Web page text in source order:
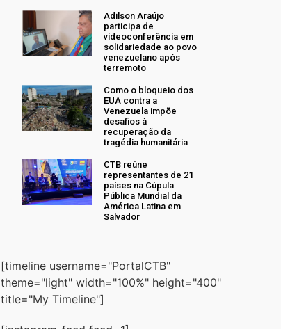
Adilson Araújo
participa de
videoconferência em
solidariedade ao povo
venezuelano após
terremoto
Como o bloqueio dos
EUA contra a
Venezuela impõe
desafios à
recuperação da
tragédia humanitária
CTB reúne
representantes de 21
países na Cúpula
Pública Mundial da
América Latina em
Salvador
[timeline username="PortalCTB"
theme="light" width="100%" height="400"
title="My Timeline"]